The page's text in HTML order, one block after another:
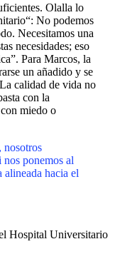
Olalla lo
No podemos
Necesitamos una
necesidades; eso
Para Marcos, la
un añadido y se
calidad de vida no
con la
miedo o
nosotros
ponemos al
hacia el
Hospital Universitario